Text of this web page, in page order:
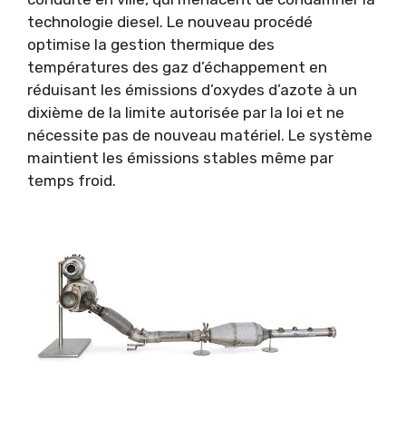
technologie diesel. Le nouveau procédé
optimise la gestion thermique des
températures des gaz d’échappement en
réduisant les émissions d’oxydes d’azote à un
dixième de la limite autorisée par la loi et ne
nécessite pas de nouveau matériel. Le système
maintient les émissions stables même par
temps froid.